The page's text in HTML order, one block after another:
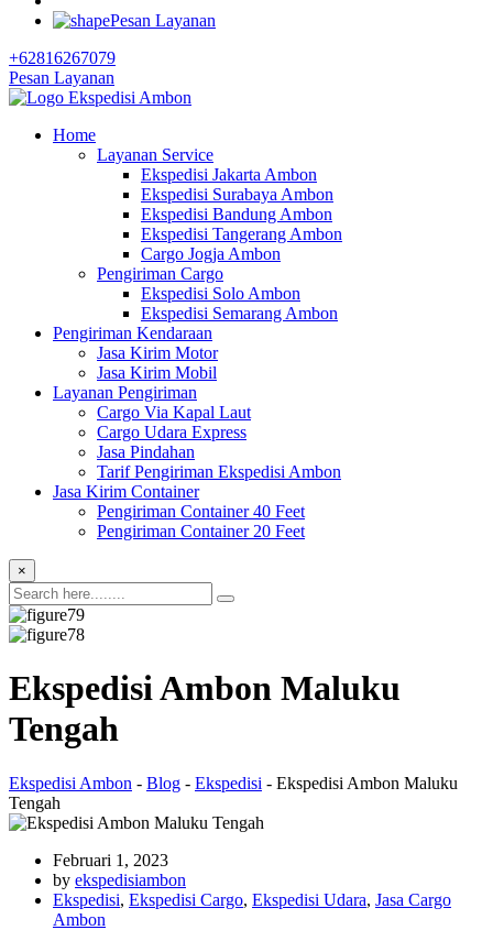
Pesan Layanan
+62816267079
Pesan Layanan
Home
Layanan Service
Ekspedisi Jakarta Ambon
Ekspedisi Surabaya Ambon
Ekspedisi Bandung Ambon
Ekspedisi Tangerang Ambon
Cargo Jogja Ambon
Pengiriman Cargo
Ekspedisi Solo Ambon
Ekspedisi Semarang Ambon
Pengiriman Kendaraan
Jasa Kirim Motor
Jasa Kirim Mobil
Layanan Pengiriman
Cargo Via Kapal Laut
Cargo Udara Express
Jasa Pindahan
Tarif Pengiriman Ekspedisi Ambon
Jasa Kirim Container
Pengiriman Container 40 Feet
Pengiriman Container 20 Feet
×
Ekspedisi Ambon Maluku
Tengah
Ekspedisi Ambon - Blog - Ekspedisi - Ekspedisi Ambon Maluku
Tengah
Februari 1, 2023
by ekspedisiambon
Ekspedisi, Ekspedisi Cargo, Ekspedisi Udara, Jasa Cargo
Ambon